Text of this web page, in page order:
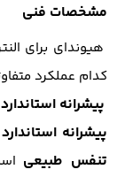
مشخصات فنی
هیوندای برای
کدام عملکرد متفاوتی دارند ،
پیشرانه استاندارد
پیشرانه استاندارد
تنفس طبیعی